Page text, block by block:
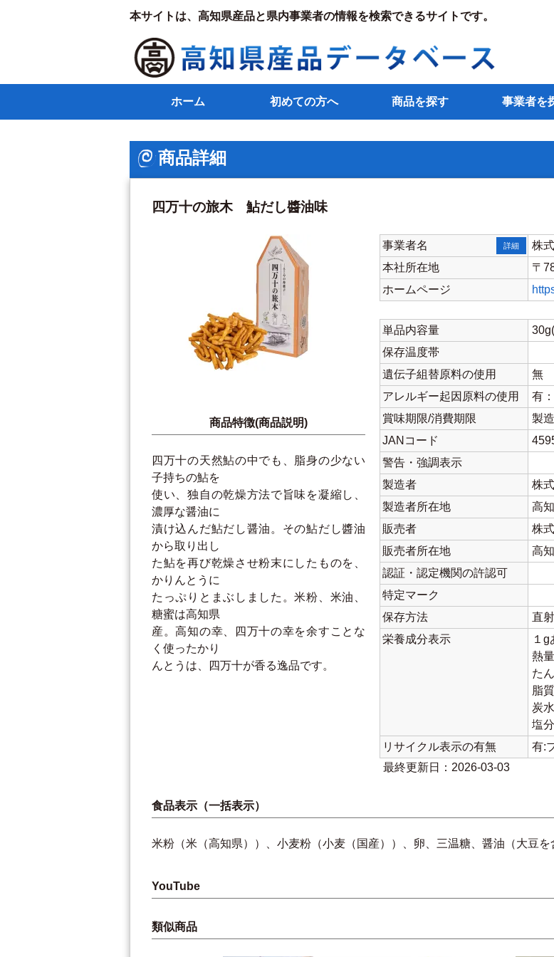
本サイトは、高知県産品と県内事業者の情報を検索できるサイトです。
ホーム 初めての方へ 商品を探す 事業者を
商品詳細
四万十の旅木 鮎だし醬油味
商品特徴(商品説明)
四万十の天然鮎の中でも、脂身の少ない
子持ちの鮎を
使い、独自の乾燥方法で旨味を凝縮し、
濃厚な醤油に
漬け込んだ鮎だし醤油。その鮎だし醬油
から取り出し
た鮎を再び乾燥させ粉末にしたものを、
かりんとうに
たっぷりとまぶしました。米粉、米油、
糖蜜は高知県
産。高知の幸、四万十の幸を余すことな
く使ったかり
んとうは、四万十が香る逸品です。
事業者名 詳細
株
本社所在地
〒
ホームページ
単品内容量
保存温度帯
遺伝子組替原料の使用
無
アレルギー起因原料の使用
有
賞味期限/消費期限
製
JANコード
警告・強調表示
製造者
株
製造者所在地
高
販売者
株
販売者所在地
高
認証・認定機関の許認可
特定マーク
保存方法
直
栄養成分表示
１g
熱
た
脂
炭
塩
リサイクル表示の有無
有:
最終更新日：2026-03-03
食品表示（一括表示）
米粉（米（高知県））、小麦粉（小麦（国産））、卵、三温糖、醤油（大豆
YouTube
類似商品